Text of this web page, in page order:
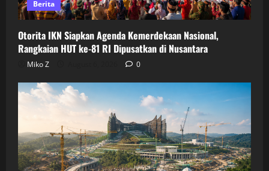
Berita
Otorita IKN Siapkan Agenda Kemerdekaan Nasional,
Rangkaian HUT ke-81 RI Dipusatkan di Nusantara
Miko Z 0